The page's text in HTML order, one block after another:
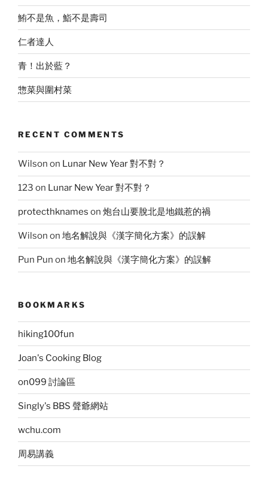
鮪不是魚，鮨不是壽司
仁者達人
青！出於藍？
惣菜與圍村菜
RECENT COMMENTS
Wilson on Lunar New Year 對不對？
123 on Lunar New Year 對不對？
protecthknames on 炮台山要脫北是地鐵惹的禍
Wilson on 地名解說與《漢字簡化方案》的誤解
Pun Pun on 地名解說與《漢字簡化方案》的誤解
BOOKMARKS
hiking100fun
Joan's Cooking Blog
on099 討論區
Singly's BBS 聲爺網站
wchu.com
周易講義